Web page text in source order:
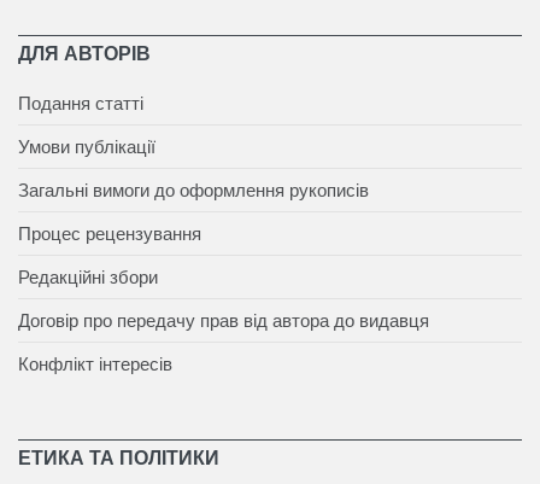
ДЛЯ АВТОРІВ
Подання статті
Умови публікації
Загальні вимоги до оформлення рукописів
Процес рецензування
Редакційні збори
Договір про передачу прав від автора до видавця
Конфлікт інтересів
ЕТИКА ТА ПОЛІТИКИ